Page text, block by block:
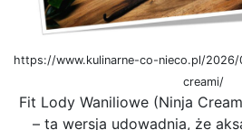
https://www.kulinarne-co-nieco.pl/
creami/
Fit Lody Waniliowe (Ninja
– ta wersja udowadnia, że